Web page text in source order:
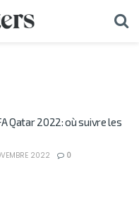
Qatar 2022: où suivre les
2022 0